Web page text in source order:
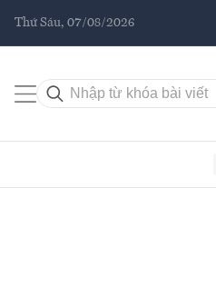
Thứ Sáu, 07/08/2026